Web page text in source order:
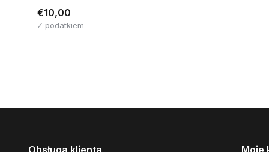
€10,00
Z podatkiem
Obsługa klienta Moje